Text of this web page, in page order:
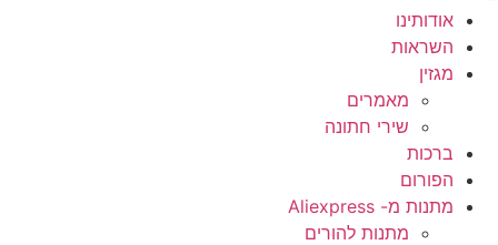
אודותינו
השראות
מגזין
מאמרים
שירי חתונה
ברכות
הפורום
מתנות מ- Aliexpress
מתנות להורים